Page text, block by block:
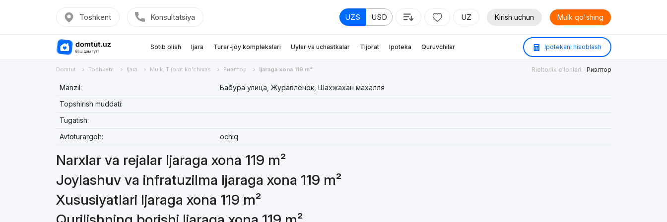
Toshkent Konsultatsiya UZS USD UZ Kirish uchun Mulk qo'shing
Sotib olish Ijara Turar-joy komplekslari Uylar va uchastkalar Tijorat Ipoteka Quruvchilar Ipotekani hisoblash
Domtut Toshkent Ijara Mulk, Tijorat ko'chmas Риэлтор Ijaraga xona 119 m² Rieltorlik e'lonlari: Риэлтор
Manzil:
Бабура улица, Журавлёнок, Шахжахан махалля
Topshirish muddati:
Tugatish:
Avtoturargoh:
ochiq
Narxlar va rejalar Ijaraga xona 119 m²
Joylashuv va infratuzilma Ijaraga xona 119 m²
Xususiyatlari Ijaraga xona 119 m²